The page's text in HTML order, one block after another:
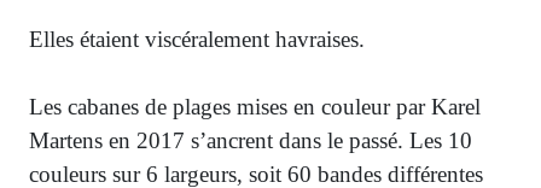
Elles étaient viscéralement havraises.
Les cabanes de plages mises en couleur par Karel
Martens en 2017 s’ancrent dans le passé. Les 10
couleurs sur 6 largeurs, soit 60 bandes différentes